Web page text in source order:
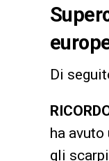
Di
ha
gli